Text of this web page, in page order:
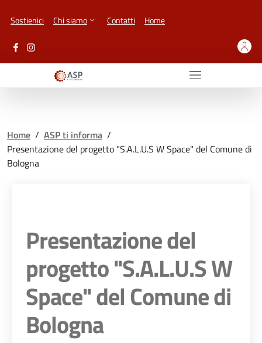
Sostienici Chi siamo Contatti Home
Home / ASP ti informa /
Presentazione del progetto "S.A.L.U.S W Space" del Comune di
Bologna
Presentazione del
progetto "S.A.L.U.S W
Space" del Comune di
Bologna